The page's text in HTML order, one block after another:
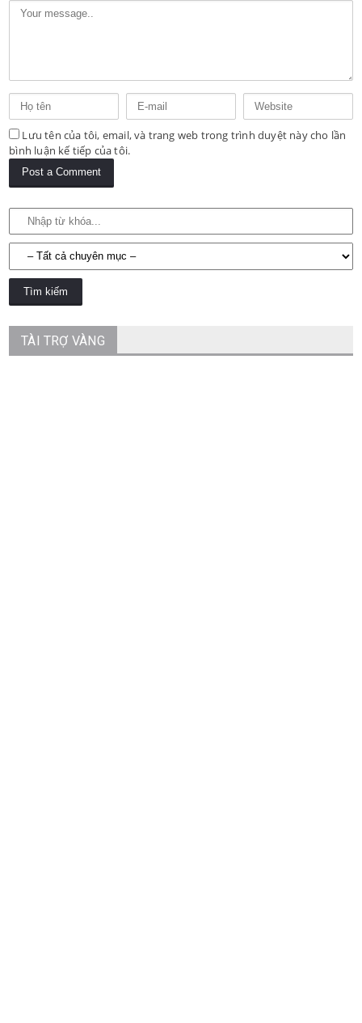
Lưu tên của tôi, email, và trang web trong trình duyệt này cho lần
bình luận kế tiếp của tôi.
TÀI TRỢ VÀNG